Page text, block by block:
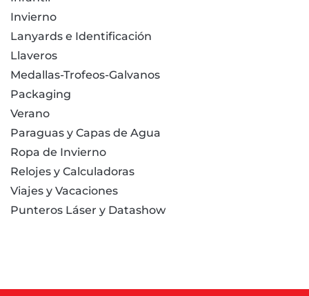
Invierno
Lanyards e Identificación
Llaveros
Medallas-Trofeos-Galvanos
Packaging
Verano
Paraguas y Capas de Agua
Ropa de Invierno
Relojes y Calculadoras
Viajes y Vacaciones
Punteros Láser y Datashow